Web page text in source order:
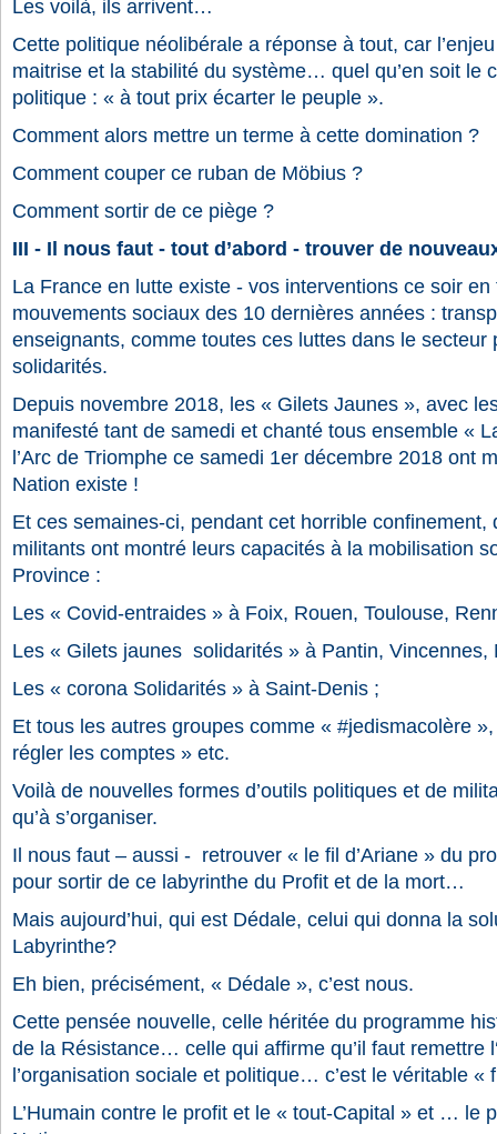
Les voilà, ils arrivent…
Cette politique néolibérale a réponse à tout, car
maitrise et la stabilité du système… quel qu’en soit le
politique : « à tout prix écarter le peuple ».
Comment alors mettre un terme à cette domination ?
Comment couper ce ruban de Möbius ?
Comment sortir de ce piège ?
III - Il nous faut - tout d’abord - trouver de
La France en lutte existe - vos interventions ce soir
mouvements sociaux des 10 dernières années :
enseignants, comme toutes ces luttes dans le
solidarités.
Depuis novembre 2018, les « Gilets Jaunes », avec
manifesté tant de samedi et chanté tous ensemble «
l’Arc de Triomphe ce samedi 1er décembre 2018 ont
Nation existe !
Et ces semaines-ci, pendant cet horrible confinement,
militants ont montré leurs capacités à la mobilisation
Province :
Les « Covid-entraides » à Foix, Rouen, Toulouse,
Les « Gilets jaunes solidarités » à Pantin, Vincennes,
Les « corona Solidarités » à Saint-Denis ;
Et tous les autres groupes comme « #jedismacolère
régler les comptes » etc.
Voilà de nouvelles formes d’outils politiques et de
qu’à s’organiser.
Il nous faut – aussi - retrouver « le fil d’Ariane » du
pour sortir de ce labyrinthe du Profit et de la mort…
Mais aujourd’hui, qui est Dédale, celui qui donna la
Labyrinthe?
Eh bien, précisément, « Dédale », c’est nous.
Cette pensée nouvelle, celle héritée du programme
de la Résistance… celle qui affirme qu’il faut remettre
l’organisation sociale et politique… c’est le véritable «
L’Humain contre le profit et le « tout-Capital » et … le